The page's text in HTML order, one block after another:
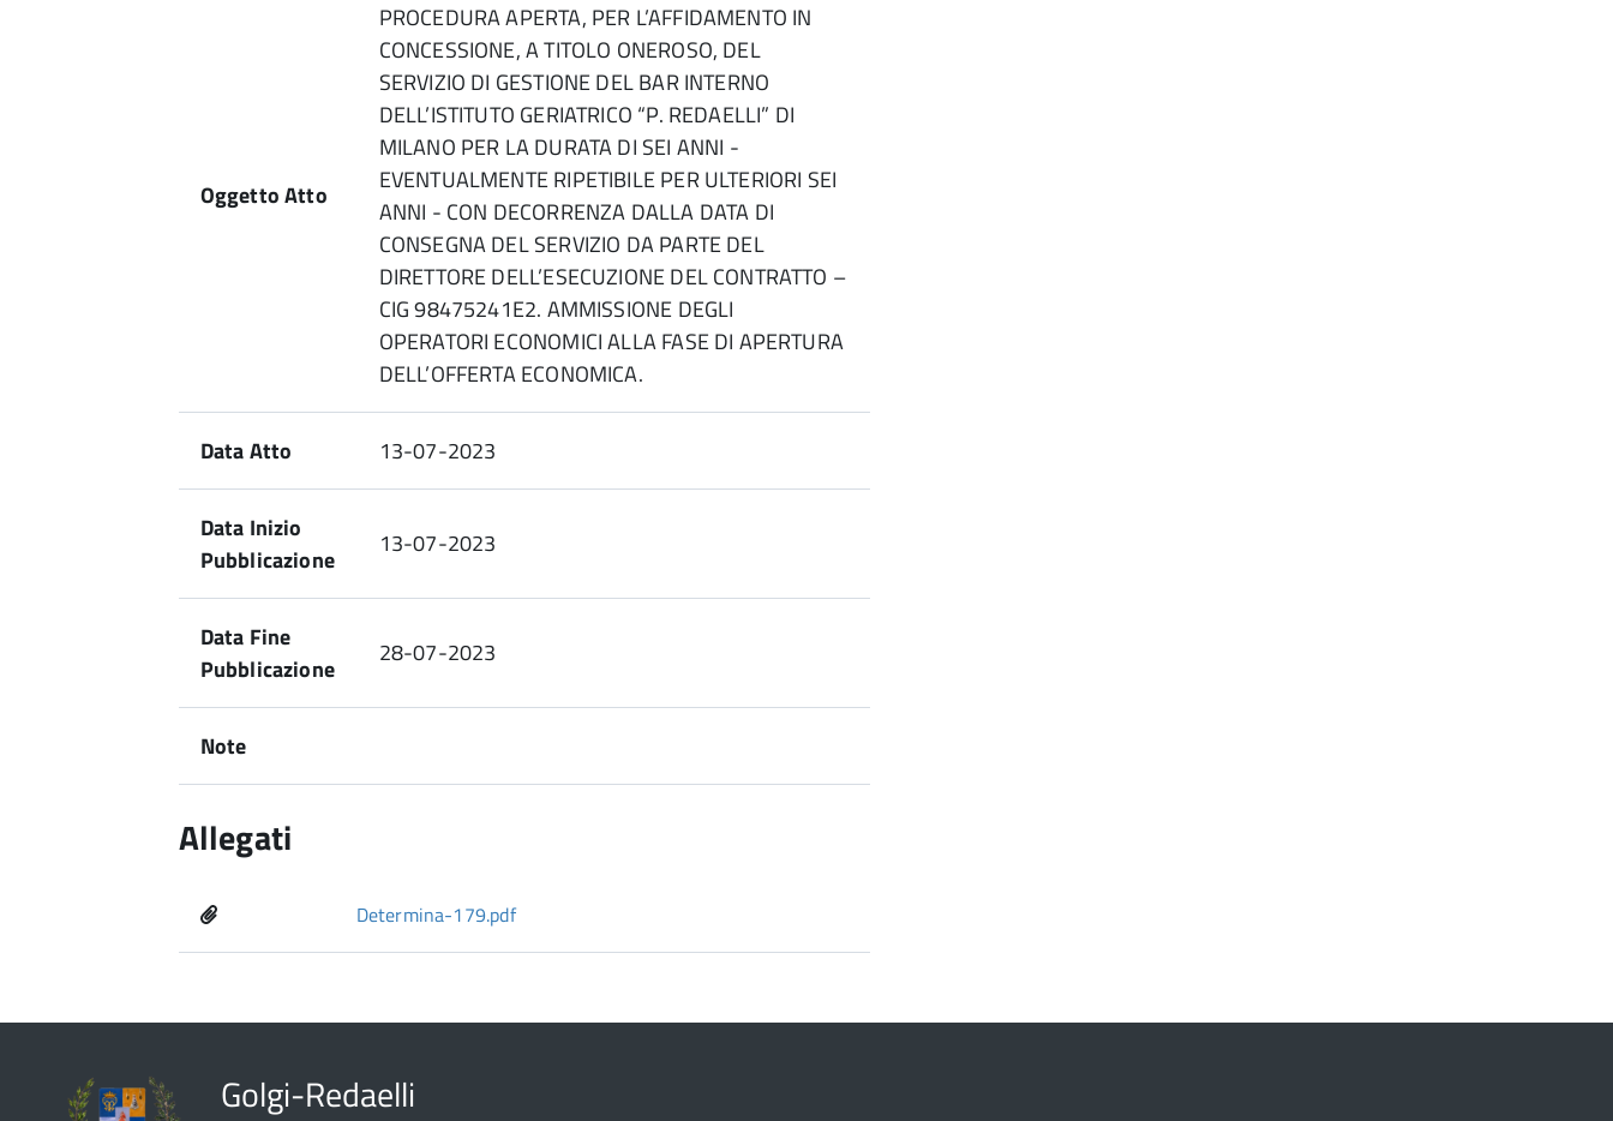
Oggetto Atto
PROCEDURA APERTA, PER L’AFFIDAMENTO IN
CONCESSIONE, A TITOLO ONEROSO, DEL
SERVIZIO DI GESTIONE DEL BAR INTERNO
DELL’ISTITUTO GERIATRICO “P. REDAELLI” DI
MILANO PER LA DURATA DI SEI ANNI -
EVENTUALMENTE RIPETIBILE PER ULTERIORI SEI
ANNI - CON DECORRENZA DALLA DATA DI
CONSEGNA DEL SERVIZIO DA PARTE DEL
DIRETTORE DELL’ESECUZIONE DEL CONTRATTO –
CIG 98475241E2. AMMISSIONE DEGLI
OPERATORI ECONOMICI ALLA FASE DI APERTURA
DELL’OFFERTA ECONOMICA.
Data Atto 13-07-2023
Data Inizio
Pubblicazione
13-07-2023
Data Fine
Pubblicazione
28-07-2023
Note
Allegati
Determina-179.pdf
Golgi-Redaelli